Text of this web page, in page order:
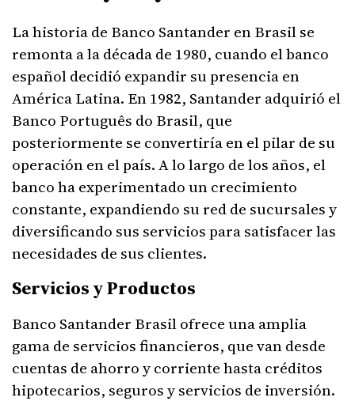
La historia de Banco Santander en Brasil se
remonta a la década de 1980, cuando el banco
español decidió expandir su presencia en
América Latina. En 1982, Santander adquirió el
Banco Português do Brasil, que
posteriormente se convertiría en el pilar de su
operación en el país. A lo largo de los años, el
banco ha experimentado un crecimiento
constante, expandiendo su red de sucursales y
diversificando sus servicios para satisfacer las
necesidades de sus clientes.
Servicios y Productos
Banco Santander Brasil ofrece una amplia
gama de servicios financieros, que van desde
cuentas de ahorro y corriente hasta créditos
hipotecarios, seguros y servicios de inversión.